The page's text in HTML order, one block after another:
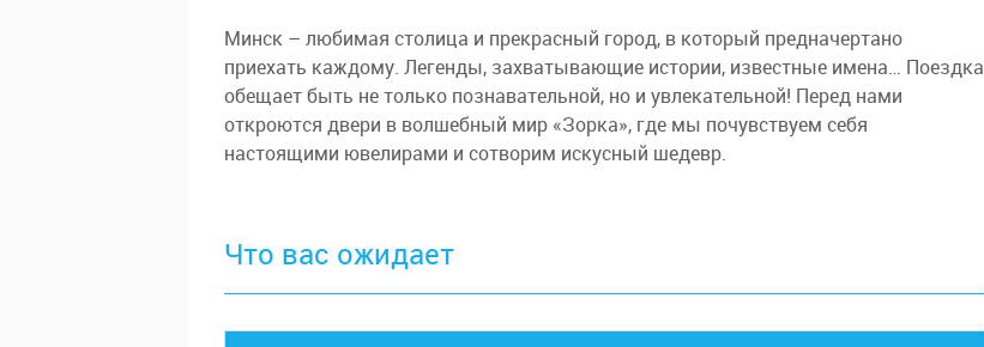
Минск – любимая столица и прекрасный город, в который предначертано
приехать каждому. Легенды, захватывающие истории, известные имена… Поездка
обещает быть не только познавательной, но и увлекательной! Перед нами
откроются двери в волшебный мир «Зорка», где мы почувствуем себя
настоящими ювелирами и сотворим искусный шедевр.
Что вас ожидает